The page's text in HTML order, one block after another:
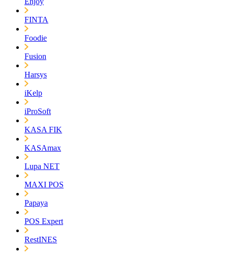
FINTA
Foodie
Fusion
Harsys
iKelp
iProSoft
KASA FIK
KASAmax
Lupa NET
MAXI POS
Papaya
POS Expert
RestINES